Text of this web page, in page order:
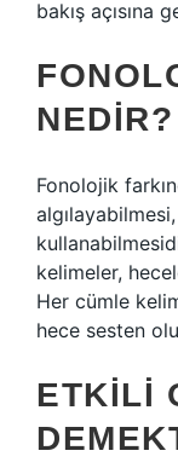
bakış açısına
NEDIR?
Fonolojik
kelimeler,
Her cümle
hece sesten
ETKILI